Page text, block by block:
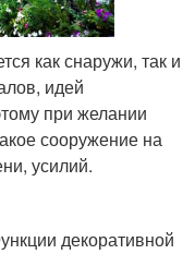
как снаружи, так и
идей
при желании
сооружение на
усилий.
декоративной